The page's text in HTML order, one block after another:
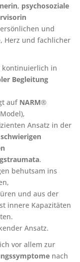
, psychosoziale
und
Herz und fachlicher
kontinuierlich in
Begleitung
auf NARM®
Ansatz in der
.
behutsam ins
und aus der
innere Kapazitäten
Ansatz.
vor allem zur
nach